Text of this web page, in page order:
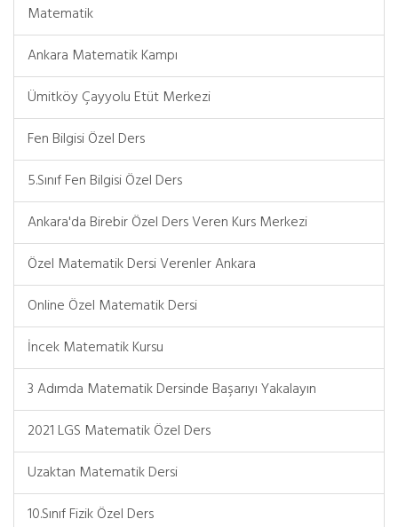
Matematik
Ankara Matematik Kampı
Ümitköy Çayyolu Etüt Merkezi
Fen Bilgisi Özel Ders
5.Sınıf Fen Bilgisi Özel Ders
Ankara'da Birebir Özel Ders Veren Kurs Merkezi
Özel Matematik Dersi Verenler Ankara
Online Özel Matematik Dersi
İncek Matematik Kursu
3 Adımda Matematik Dersinde Başarıyı Yakalayın
2021 LGS Matematik Özel Ders
Uzaktan Matematik Dersi
10.Sınıf Fizik Özel Ders